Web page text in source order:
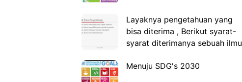
Layaknya pengetahuan yang
bisa diterima , Berikut syarat-
syarat diterimanya sebuah ilmu
Menuju SDG's 2030